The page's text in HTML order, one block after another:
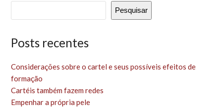
Pesquisar
Posts recentes
Considerações sobre o cartel e seus possíveis efeitos de
formação
Cartéis também fazem redes
Empenhar a própria pele